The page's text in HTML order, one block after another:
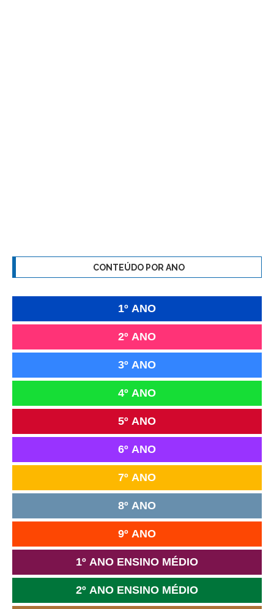
CONTEÚDO POR ANO
1º ANO
2º ANO
3º ANO
4º ANO
5º ANO
6º ANO
7º ANO
8º ANO
9º ANO
1º ANO ENSINO MÉDIO
2º ANO ENSINO MÉDIO